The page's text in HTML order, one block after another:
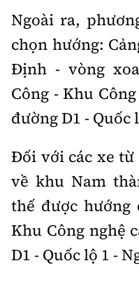
Ngoài ra,
chọn hướng:
Định - vòng
Công - Khu
đường D1 - Quốc
Đối với các xe từ
về khu Nam
thế được hướng
Khu Công nghệ
D1 - Quốc lộ 1 -